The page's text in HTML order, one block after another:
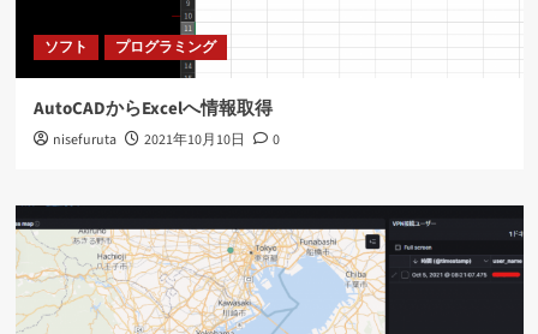
ソフト プログラミング
AutoCADからExcelへ情報取得
nisefuruta 2021年10月10日 0